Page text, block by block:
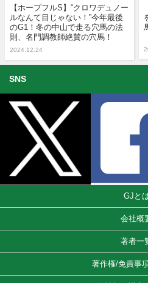
【ホープフルS】“クロワデュノー
ルなんて目じゃない！”今年最後
のG1！冬の中山で走る穴馬の法
則、名門調教師絶賛の穴馬！
2024.12.24
SNS
GJと
会社概
著者一
著作権/免責事